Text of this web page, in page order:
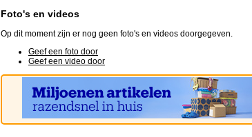
Foto's en videos
Op dit moment zijn er nog geen foto's en videos doorgegeven.
Geef een foto door
Geef een video door